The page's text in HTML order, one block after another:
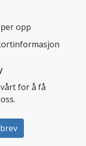
opp
for å få